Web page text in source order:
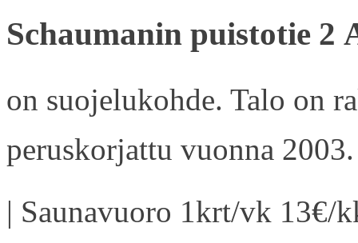
Schaumanin puistotie 2
on suojelukohde. Talo on
peruskorjattu vuonna 2003.
| Saunavuoro 1krt/vk 13€/